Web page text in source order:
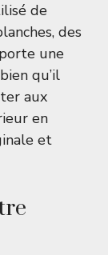
de
des
une
qu’il
aux
en
et